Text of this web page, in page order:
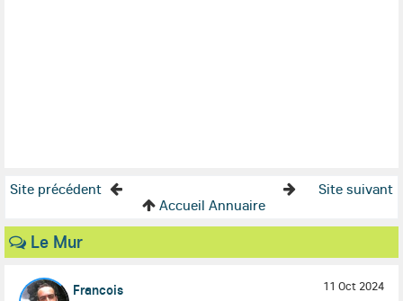
Site précédent
Site suivant
Accueil Annuaire
Le Mur
11 Oct 2024
Francois